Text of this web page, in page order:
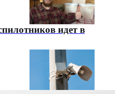
идет в